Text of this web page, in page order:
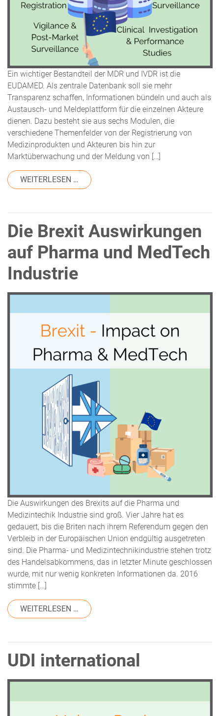
Ein wichtiger Bestandteil der MDR und IVDR ist die
EUDAMED. Als zentrale Datenbank soll sie mehr
Transparenz schaffen, Informationen bündeln und auch als
Austausch- und Meldeplattform für die einzelnen Akteure
dienen. Dazu besteht sie aus sechs Modulen, die
verschiedene Themenfelder von der Registrierung von
Medizinprodukten und Akteuren bis hin zur
Marktüberwachung und der Meldung von […]
WEITERLESEN … FROM DIE SECHS EUDAMED MODULE
Die Brexit Auswirkungen
auf Pharma und MedTech
Industrie
Die Auswirkungen des Brexits auf die Pharma und
Medizintechik Industrie sind groß. Vier Jahre hat es
gedauert, bis die Briten nach ihrem Referendum gegen den
Verbleib in der Europäischen Union endgültig ausgetreten
sind. Die Pharma- und Medizintechnikindustrie stehen trotz
des Handelsabkommens, das in letzter Minute geschlossen
wurde, mit nur wenig konkreten Informationen da. 2016
stimmte […]
WEITERLESEN … FROM DIE BREXIT AUSWIRKUNGEN
UDI international